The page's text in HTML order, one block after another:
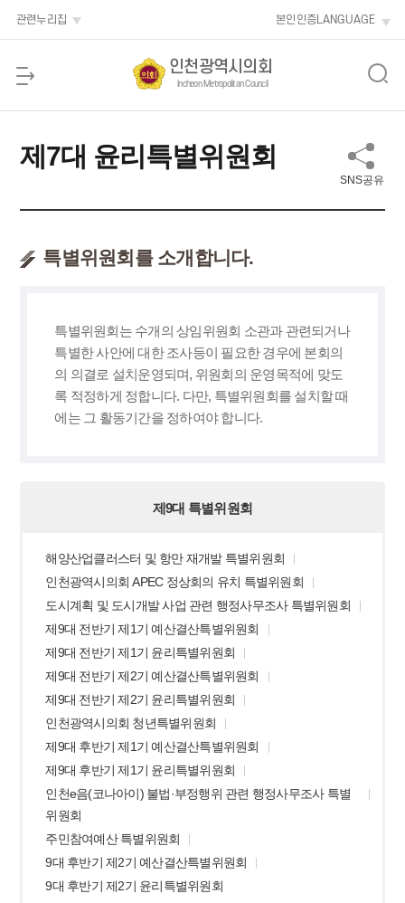
관련누리집 본인인증LANGUAGE
인천광역시의회
Incheon Metropolitan Council
제7대 윤리특별위원회
SNS공유
특별위원회를 소개합니다.
특별위원회는 수개의 상임위원회 소관과 관련되거나
특별한 사안에 대한 조사등이 필요한 경우에 본회의
의 의결로 설치운영되며, 위원회의 운영목적에 맞도
록 적정하게 정합니다. 다만, 특별위원회를 설치할 때
에는 그 활동기간을 정하여야 합니다.
제9대 특별위원회
해양산업클러스터 및 항만 재개발 특별위원회
인천광역시의회 APEC 정상회의 유치 특별위원회
도시계획 및 도시개발 사업 관련 행정사무조사 특별위원회
제9대 전반기 제1기 예산결산특별위원회
제9대 전반기 제1기 윤리특별위원회
제9대 전반기 제2기 예산결산특별위원회
제9대 전반기 제2기 윤리특별위원회
인천광역시의회 청년특별위원회
제9대 후반기 제1기 예산결산특별위원회
제9대 후반기 제1기 윤리특별위원회
인천e음(코나아이) 불법·부정행위 관련 행정사무조사 특별
위원회
주민참여예산 특별위원회
9대 후반기 제2기 예산결산특별위원회
9대 후반기 제2기 윤리특별위원회